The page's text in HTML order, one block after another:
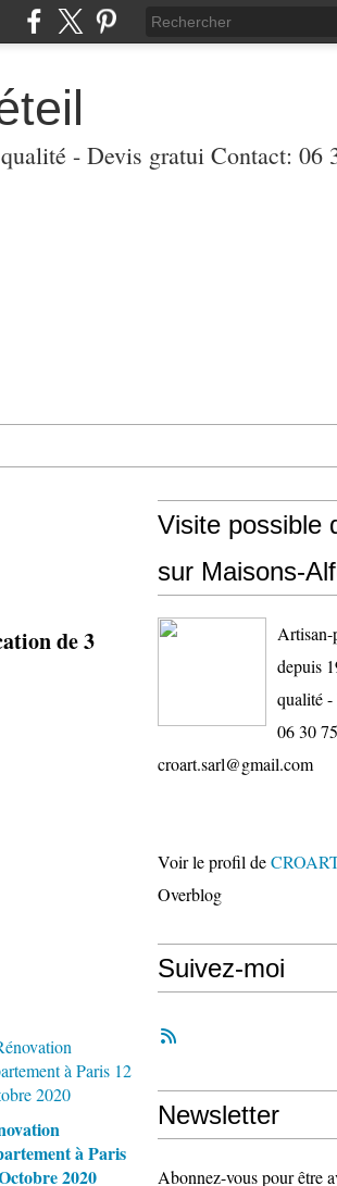
- Devis gratui Contact: 06
de 3
à Paris
2020
Visite possible
sur Maisons-
Artisan-
depuis
qualité
06 30
croart.sarl@gmail.com
Voir le profil de
Overblog
Suivez-moi
Newsletter
Abonnez-vous pour être